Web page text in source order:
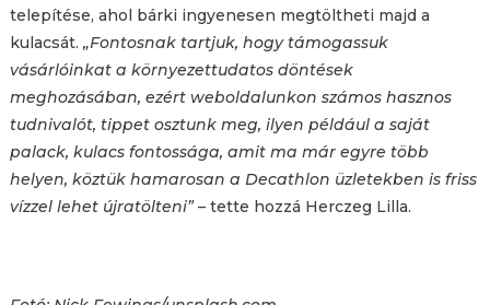
telepítése, ahol bárki ingyenesen megtöltheti majd a
kulacsát. „Fontosnak tartjuk, hogy támogassuk
vásárlóinkat a környezettudatos döntések
meghozásában, ezért weboldalunkon számos hasznos
tudnivalót, tippet osztunk meg, ilyen például a saját
palack, kulacs fontossága, amit ma már egyre több
helyen, köztük hamarosan a Decathlon üzletekben is friss
vízzel lehet újratölteni”– tette hozzá Herczeg Lilla.